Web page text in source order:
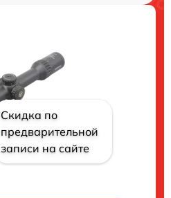
Скидка по
предварительной
записи на сайте